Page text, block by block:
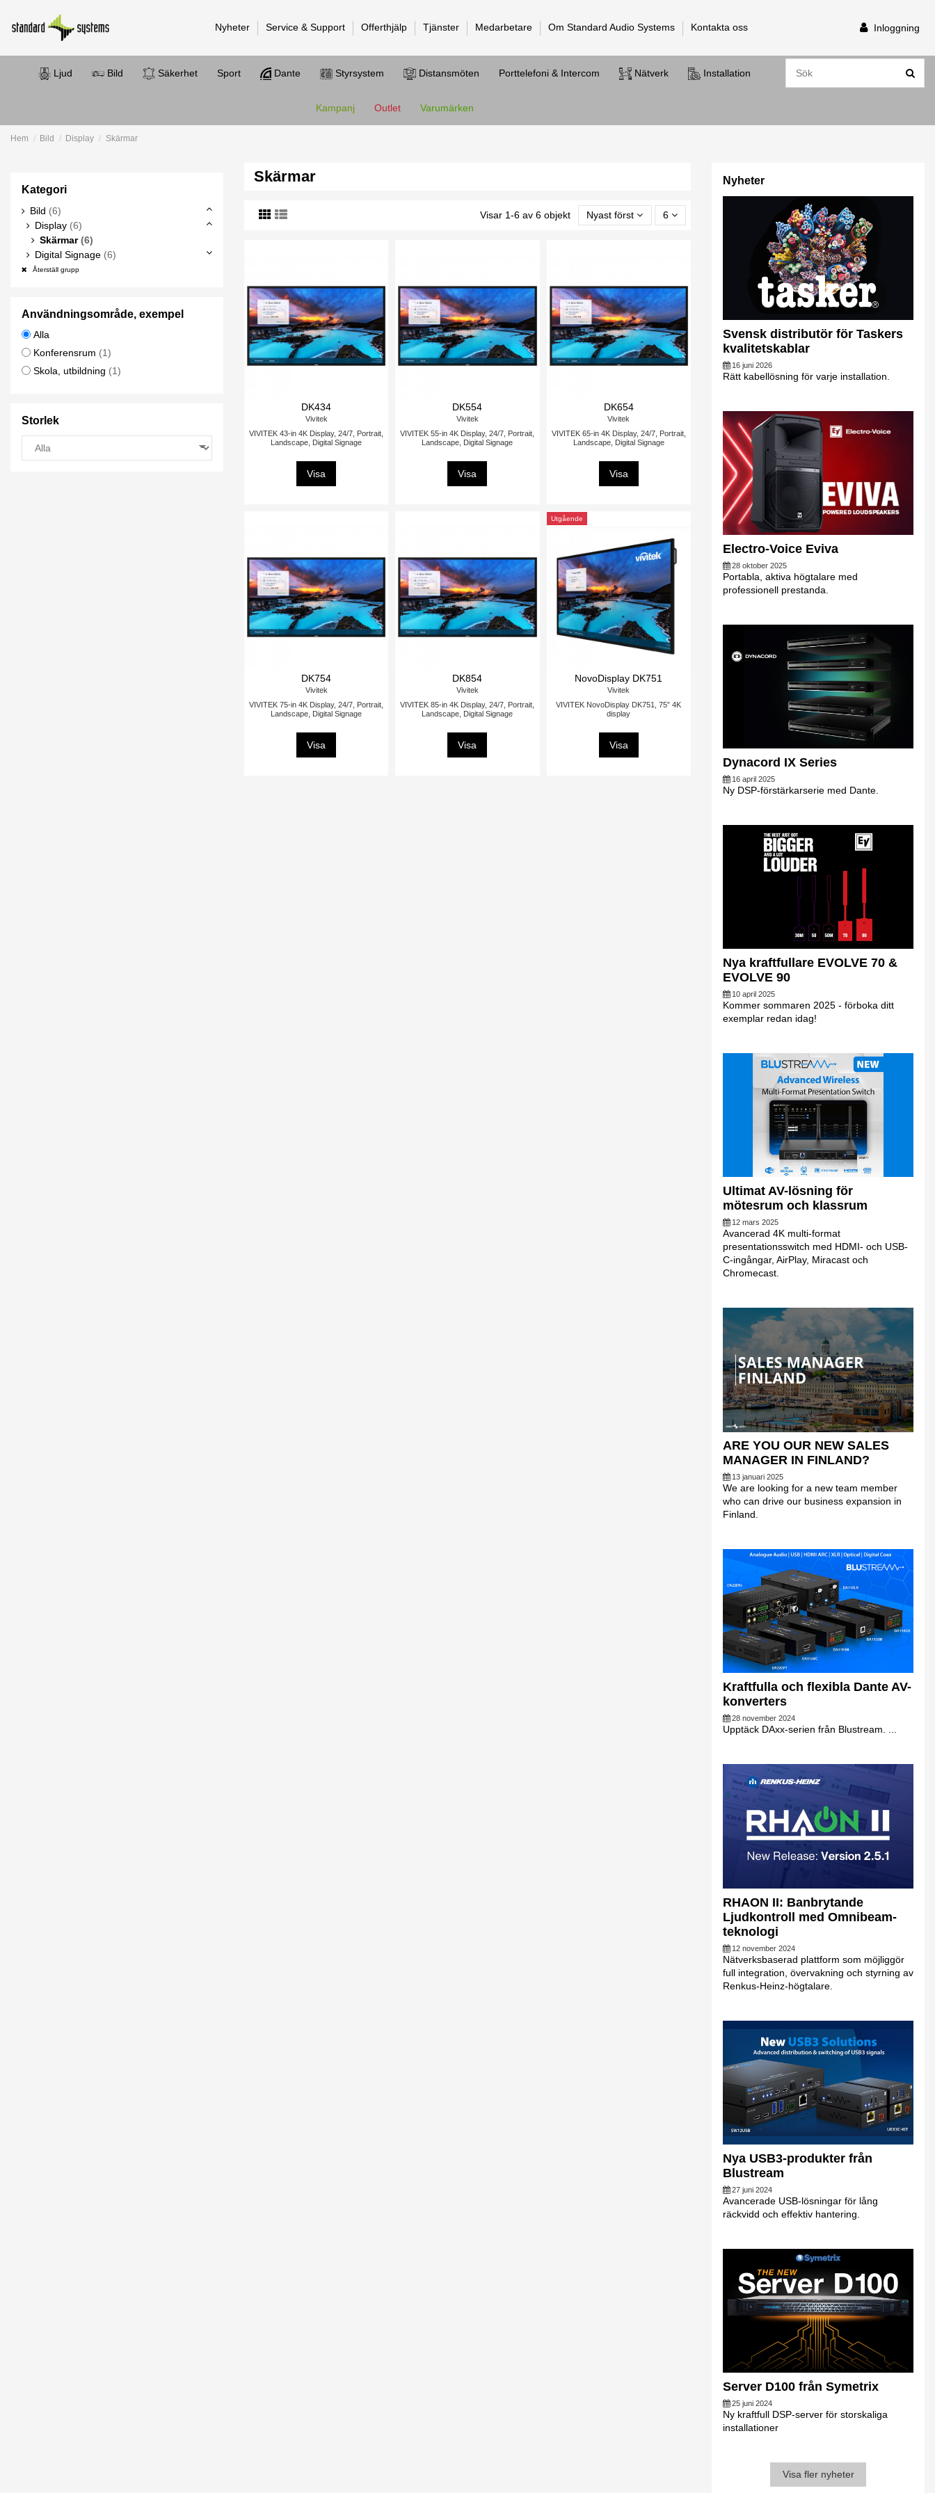
Nyheter Service & Support Offerthjälp Tjänster Medarbetare Om Standard Audio Systems Kontakta oss Inloggning
Ljud Bild Säkerhet Sport Dante Styrsystem Distansmöten Porttelefoni & Intercom Nätverk Installation
Kampanj Outlet Varumärken
Hem Bild Display Skärmar
Skärmar
Visar 1-6 av 6 objekt Nyast först 6
DK434
Vivitek
VIVITEK 43-in 4K Display, 24/7, Portrait,
Landscape, Digital Signage
Visa
DK554
Vivitek
VIVITEK 55-in 4K Display, 24/7, Portrait,
Landscape, Digital Signage
Visa
DK654
Vivitek
VIVITEK 65-in 4K Display, 24/7, Portrait,
Landscape, Digital Signage
Visa
DK754
Vivitek
VIVITEK 75-in 4K Display, 24/7, Portrait,
Landscape, Digital Signage
Visa
DK854
Vivitek
VIVITEK 85-in 4K Display, 24/7, Portrait,
Landscape, Digital Signage
Visa
Utgående
NovoDisplay DK751
Vivitek
VIVITEK NovoDisplay DK751, 75” 4K
display
Visa
Kategori
Bild (6)
Display (6)
Skärmar(6)
Digital Signage (6)
Återställ grupp
Användningsområde, exempel
Alla
Konferensrum (1)
Skola, utbildning (1)
Storlek
Nyheter
Svensk distributör för Taskers
kvalitetskablar
16 juni 2026
Rätt kabellösning för varje installation.
Electro-Voice Eviva
28 oktober 2025
Portabla, aktiva högtalare med
professionell prestanda.
Dynacord IX Series
16 april 2025
Ny DSP-förstärkarserie med Dante.
Nya kraftfullare EVOLVE 70 &
EVOLVE 90
10 april 2025
Kommer sommaren 2025 - förboka ditt
exemplar redan idag!
Ultimat AV-lösning för
mötesrum och klassrum
12 mars 2025
Avancerad 4K multi-format
presentationsswitch med HDMI- och USB-
C-ingångar, AirPlay, Miracast och
Chromecast.
ARE YOU OUR NEW SALES
MANAGER IN FINLAND?
13 januari 2025
We are looking for a new team member
who can drive our business expansion in
Finland.
Kraftfulla och flexibla Dante AV-
konverters
28 november 2024
Upptäck DAxx-serien från Blustream. ...
RHAON II: Banbrytande
Ljudkontroll med Omnibeam-
teknologi
12 november 2024
Nätverksbaserad plattform som möjliggör
full integration, övervakning och styrning av
Renkus-Heinz-högtalare.
Nya USB3-produkter från
Blustream
27 juni 2024
Avancerade USB-lösningar för lång
räckvidd och effektiv hantering.
Server D100 från Symetrix
25 juni 2024
Ny kraftfull DSP-server för storskaliga
installationer
Visa fler nyheter